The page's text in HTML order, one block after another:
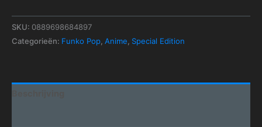
SKU: 0889698684897
Categorieën: Funko Pop, Anime, Special Edition